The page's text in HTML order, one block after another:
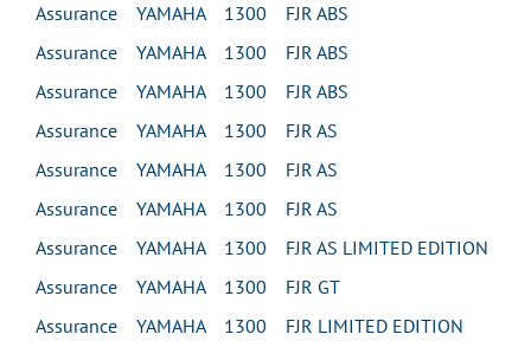
Assurance YAMAHA 1300 FJR ABS
Assurance YAMAHA 1300 FJR ABS
Assurance YAMAHA 1300 FJR ABS
Assurance YAMAHA 1300 FJR AS
Assurance YAMAHA 1300 FJR AS
Assurance YAMAHA 1300 FJR AS
Assurance YAMAHA 1300 FJR AS LIMITED EDITION
Assurance YAMAHA 1300 FJR GT
Assurance YAMAHA 1300 FJR LIMITED EDITION